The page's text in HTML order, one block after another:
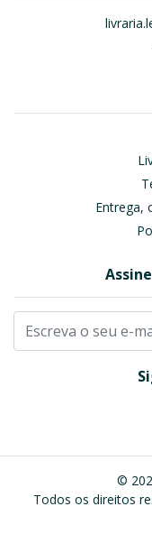
Entrega,
©
Todos os direitos